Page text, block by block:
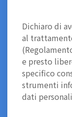
Dichiaro di
al
e presto
specifico
strumenti
dati